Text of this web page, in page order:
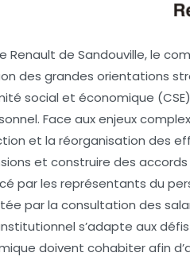
Renault de Sandouville, le
des grandes orientations
social et économique
Face aux enjeux
et la réorganisation des
et construire des
par les représentants du
par la consultation des
s’adapte aux
doivent cohabiter afin